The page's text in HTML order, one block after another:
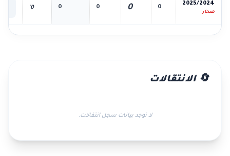
2025/2024
صحار
0
0
0
0
0'
🔄 الانتقالات
لا توجد بيانات سجل انتقالات.